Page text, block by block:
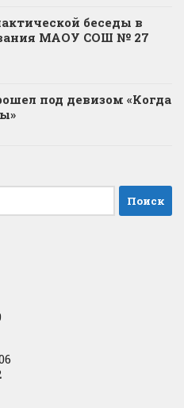
беседы в
МАОУ СОШ № 27
под девизом «Когда